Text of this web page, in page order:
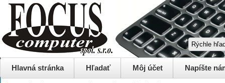
Hlavná stránka Hľadať Môj účet Napíšte